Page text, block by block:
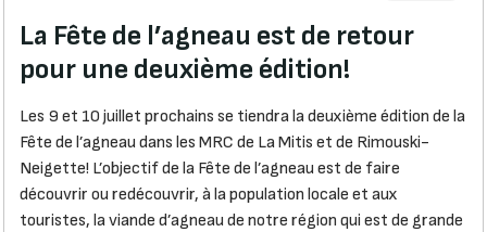
La Fête de l’agneau est de retour
pour une deuxième édition!
Les 9 et 10 juillet prochains se tiendra la deuxième édition de la
Fête de l’agneau dans les MRC de La Mitis et de Rimouski-
Neigette! L’objectif de la Fête de l’agneau est de faire
découvrir ou redécouvrir, à la population locale et aux
touristes, la viande d’agneau de notre région qui est de grande